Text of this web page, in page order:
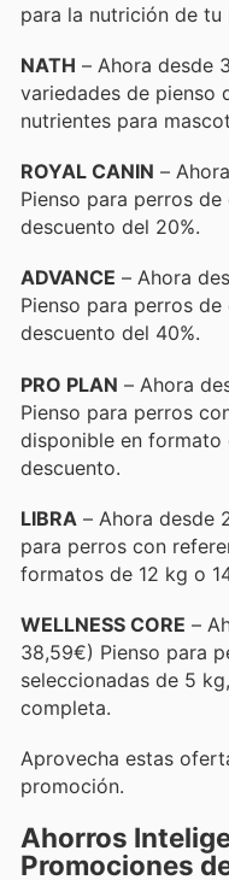
para la nutrición de tu
NATH – Ahora desde
variedades de pienso
nutrientes para
ROYAL CANIN –
Pienso para perros
descuento del 20%.
ADVANCE – Ahora
Pienso para perros
descuento del 40%.
PRO PLAN – Ahora
Pienso para perros
disponible en formato
descuento.
LIBRA – Ahora desde
para perros con
formatos de 12 kg o
WELLNESS CORE –
38,59€) Pienso para
seleccionadas de 5
completa.
Aprovecha estas
promoción.
Ahorros
Promociones